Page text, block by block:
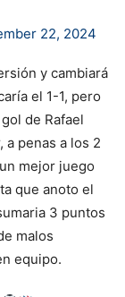
22, 2024
y cambiará
el 1-1, pero
de Rafael
a penas a los 2
mejor juego
que anoto el
3 puntos
malos
equipo.